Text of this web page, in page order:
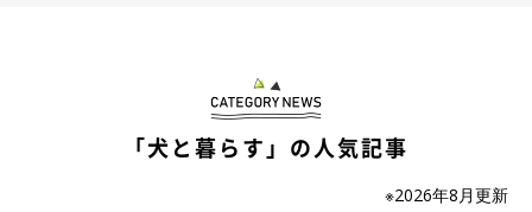
「犬と暮らす」の人気記事
※2026年8月更新